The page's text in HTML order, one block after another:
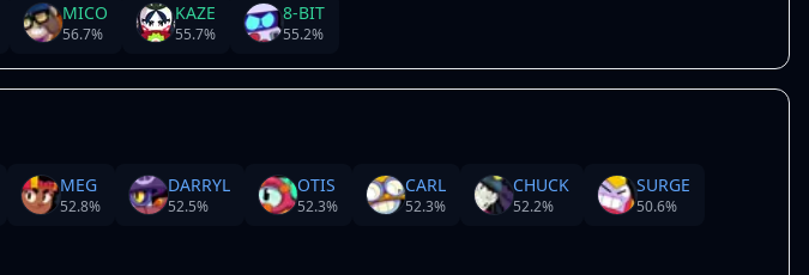
MICO
56.7%
KAZE
55.7%
8-BIT
55.2%
MEG
52.8%
DARRYL
52.5%
OTIS
52.3%
CARL
52.3%
CHUCK
52.2%
SURGE
50.6%